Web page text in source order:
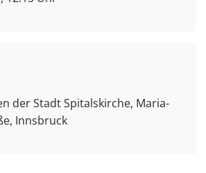
der Stadt Spitalskirche, Maria-
Innsbruck